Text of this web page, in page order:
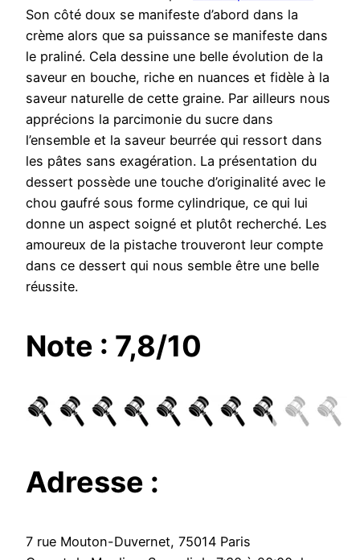
Son côté doux se manifeste d’abord dans la
crème alors que sa puissance se manifeste dans
le praliné. Cela dessine une belle évolution de la
saveur en bouche, riche en nuances et fidèle à la
saveur naturelle de cette graine. Par ailleurs nous
apprécions la parcimonie du sucre dans
l’ensemble et la saveur beurrée qui ressort dans
les pâtes sans exagération. La présentation du
dessert possède une touche d’originalité avec le
chou gaufré sous forme cylindrique, ce qui lui
donne un aspect soigné et plutôt recherché. Les
amoureux de la pistache trouveront leur compte
dans ce dessert qui nous semble être une belle
réussite.
Note : 7,8/10
Adresse :
7 rue Mouton-Duvernet, 75014 Paris